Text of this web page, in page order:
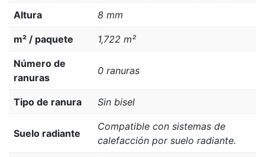
Altura 8 mm
m² / paquete 1,722 m²
Número de
ranuras
0 ranuras
Tipo de ranura Sin bisel
Suelo radiante
Compatible con sistemas de
calefacción por suelo radiante.